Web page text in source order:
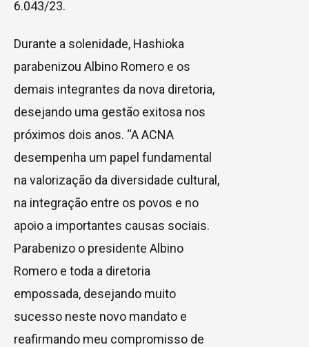
6.043/23.
Durante a solenidade, Hashioka
parabenizou Albino Romero e os
demais integrantes da nova diretoria,
desejando uma gestão exitosa nos
próximos dois anos. “A ACNA
desempenha um papel fundamental
na valorização da diversidade cultural,
na integração entre os povos e no
apoio a importantes causas sociais.
Parabenizo o presidente Albino
Romero e toda a diretoria
empossada, desejando muito
sucesso neste novo mandato e
reafirmando meu compromisso de